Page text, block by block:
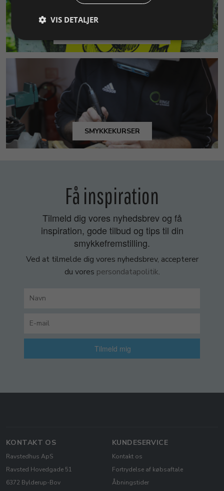
SMYKKEKURSER
Få inspiration
Tilmeld dig vores nyhedsbrev og få
inspiration, gode tilbud og tips til din
smykkefremstilling.
Ved at tilmelde dig vores nyhedsbrev, accepterer
du vores persondatapolitik.
Tilmeld mig
KONTAKT OS
Ravstedhus ApS
Ravsted Hovedgade 51
6372 Bylderup-Bov
KUNDESERVICE
Kontakt os
Fortrydelse af købsaftale
Åbningstider
VIS DETALJER